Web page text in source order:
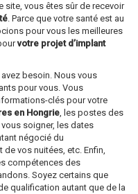
site, vous êtes sûr de recevoir
. Parce que votre santé est au
pour vous les meilleures
votre projet d’implant
besoin. Nous vous
pour vous. Vous
clés pour votre
en Hongrie, les postes des
soigner, les dates
négocié du
de vos nuitées, etc. Enfin,
compétences des
Soyez certains que
qualification autant que de la